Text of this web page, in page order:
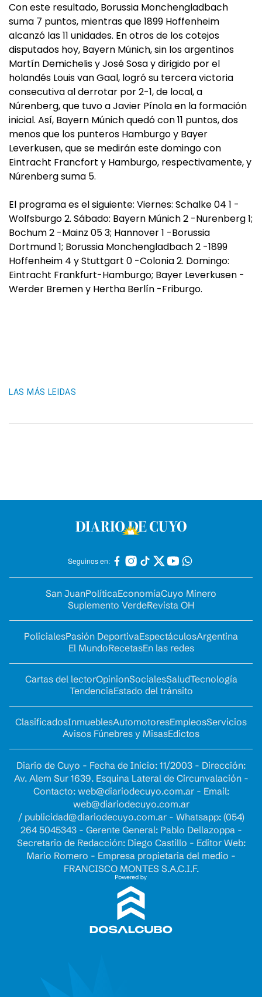
Con este resultado, Borussia Monchengladbach
suma 7 puntos, mientras que 1899 Hoffenheim
alcanzó las 11 unidades. En otros de los cotejos
disputados hoy, Bayern Múnich, sin los argentinos
Martín Demichelis y José Sosa y dirigido por el
holandés Louis van Gaal, logró su tercera victoria
consecutiva al derrotar por 2-1, de local, a
Núrenberg, que tuvo a Javier Pínola en la formación
inicial. Así, Bayern Múnich quedó con 11 puntos, dos
menos que los punteros Hamburgo y Bayer
Leverkusen, que se medirán este domingo con
Eintracht Francfort y Hamburgo, respectivamente, y
Núrenberg suma 5.
El programa es el siguiente: Viernes: Schalke 04 1 -
Wolfsburgo 2. Sábado: Bayern Múnich 2 -Nurenberg 1;
Bochum 2 -Mainz 05 3; Hannover 1 -Borussia
Dortmund 1; Borussia Monchengladbach 2 -1899
Hoffenheim 4 y Stuttgart 0 -Colonia 2. Domingo:
Eintracht Frankfurt-Hamburgo; Bayer Leverkusen -
Werder Bremen y Hertha Berlín -Friburgo.
LAS MÁS LEIDAS
Seguinos en:
San JuanPolíticaEconomíaCuyo Minero
Suplemento VerdeRevista OH
PolicialesPasión DeportivaEspectáculosArgentina
El MundoRecetasEn las redes
Cartas del lectorOpinionSocialesSaludTecnología
TendenciaEstado del tránsito
ClasificadosInmueblesAutomotoresEmpleosServicios
Avisos Fúnebres y MisasEdictos
Diario de Cuyo - Fecha de Inicio: 11/2003 - Dirección:
Av. Alem Sur 1639. Esquina Lateral de Circunvalación -
Contacto: web@diariodecuyo.com.ar- Email:
web@diariodecuyo.com.ar
/ publicidad@diariodecuyo.com.ar- Whatsapp: (054)
264 5045343 - Gerente General: Pablo Dellazoppa -
Secretario de Redacción: Diego Castillo - Editor Web:
Mario Romero - Empresa propietaria del medio -
FRANCISCO MONTES S.A.C.I.F.